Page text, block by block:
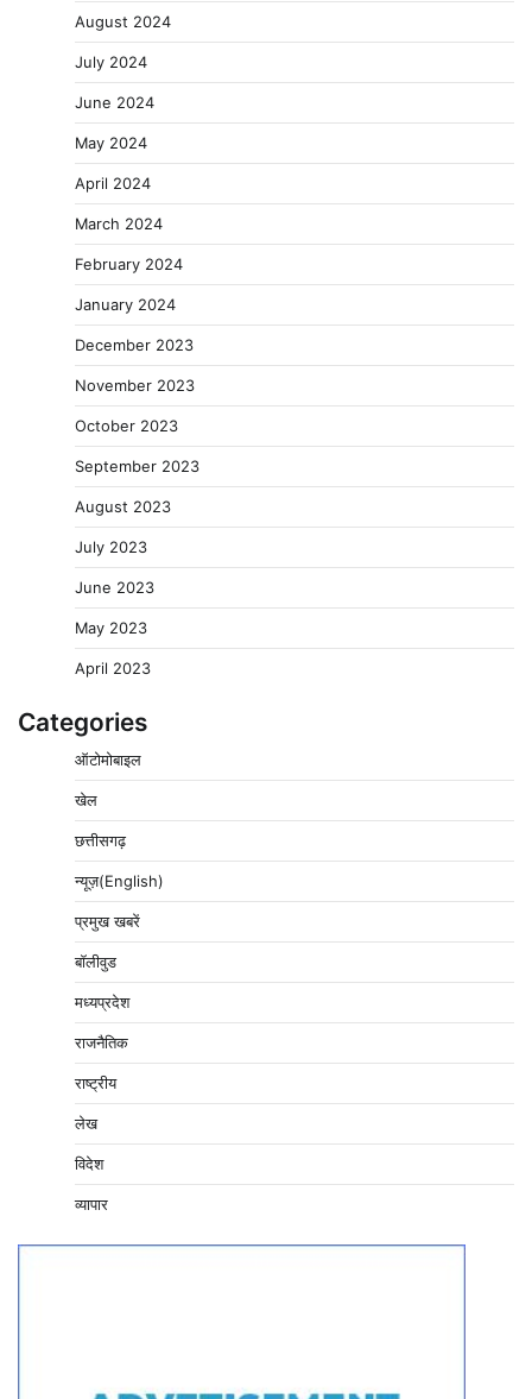
August 2024
July 2024
June 2024
May 2024
April 2024
March 2024
February 2024
January 2024
December 2023
November 2023
October 2023
September 2023
August 2023
July 2023
June 2023
May 2023
April 2023
Categories
ऑटोमोबाइल
खेल
छत्तीसगढ़
न्यूज़(English)
प्रमुख खबरें
बॉलीवुड
मध्यप्रदेश
राजनैतिक
राष्ट्रीय
लेख
विदेश
व्यापार